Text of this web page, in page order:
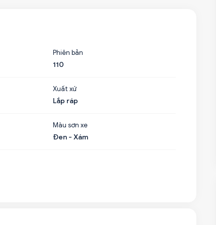
Phiên bản
110
Xuất xứ
Lắp ráp
Màu sơn xe
Đen - Xám